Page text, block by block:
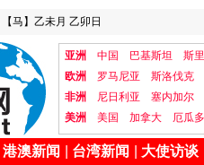
【马】乙未月 乙卯日
亚洲 中国 巴基斯坦
斯
欧洲
罗马尼亚
斯洛伐克
非洲
尼日利亚
塞内加尔
美洲
美国 加拿大 厄瓜
港澳新闻 台湾新闻 大使访谈